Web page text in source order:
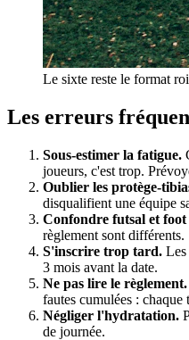
Le sixte reste le format
Les erreurs
Sous-estimer la fatigue.
joueurs, c'est trop.
Oublier les protège-
disqualifient une équipe
Confondre futsal et foot
règlement sont différents.
S'inscrire trop tard. Les
3 mois avant la date.
Ne pas lire le règlement.
fautes cumulées : chaque
Négliger l'hydratation.
de journée.